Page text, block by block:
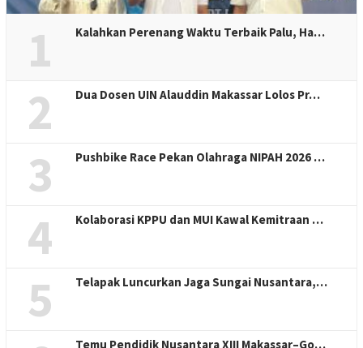
1 Kalahkan Perenang Waktu Terbaik Palu, Ha…
2 Dua Dosen UIN Alauddin Makassar Lolos Pr…
3 Pushbike Race Pekan Olahraga NIPAH 2026 …
4 Kolaborasi KPPU dan MUI Kawal Kemitraan …
5 Telapak Luncurkan Jaga Sungai Nusantara,…
Temu Pendidik Nusantara XIII Makassar–Go…